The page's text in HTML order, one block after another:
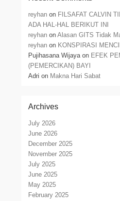
reyhan on FILSAFAT CALVIN
ADA HAL-HAL BERIKUT INI
reyhan onAlasan GITS Tidak
reyhan on KONSPIRASI
Pujihasana Wijayaon EFEK
(PEMERCIKAN) BAYI
Adri on Makna Hari Sabat
Archives
July 2026
June 2026
December 2025
November 2025
July 2025
June 2025
May 2025
February 2025